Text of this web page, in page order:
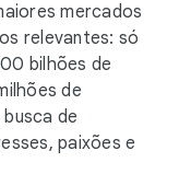
mercados
relevantes: só
bilhões de
de
de
paixões e